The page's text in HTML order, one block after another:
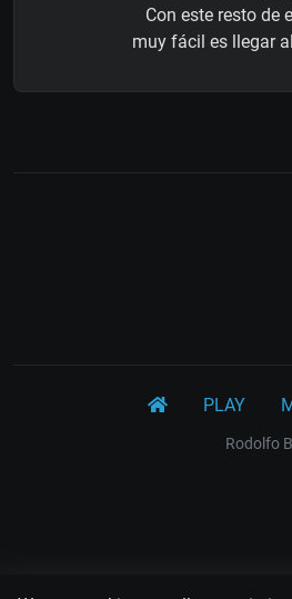
Con este resto de
muy fácil es llegar
PLAY
Rodolfo